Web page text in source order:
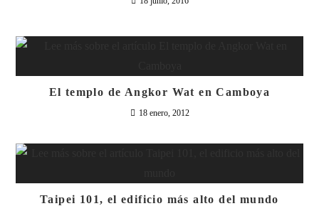
El templo de Angkor Wat en Camboya
18 enero, 2012
Taipei 101, el edificio más alto del mundo